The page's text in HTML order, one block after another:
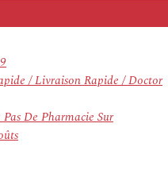
/ Livraison Rapide / Doctor
De Pharmacie Sur